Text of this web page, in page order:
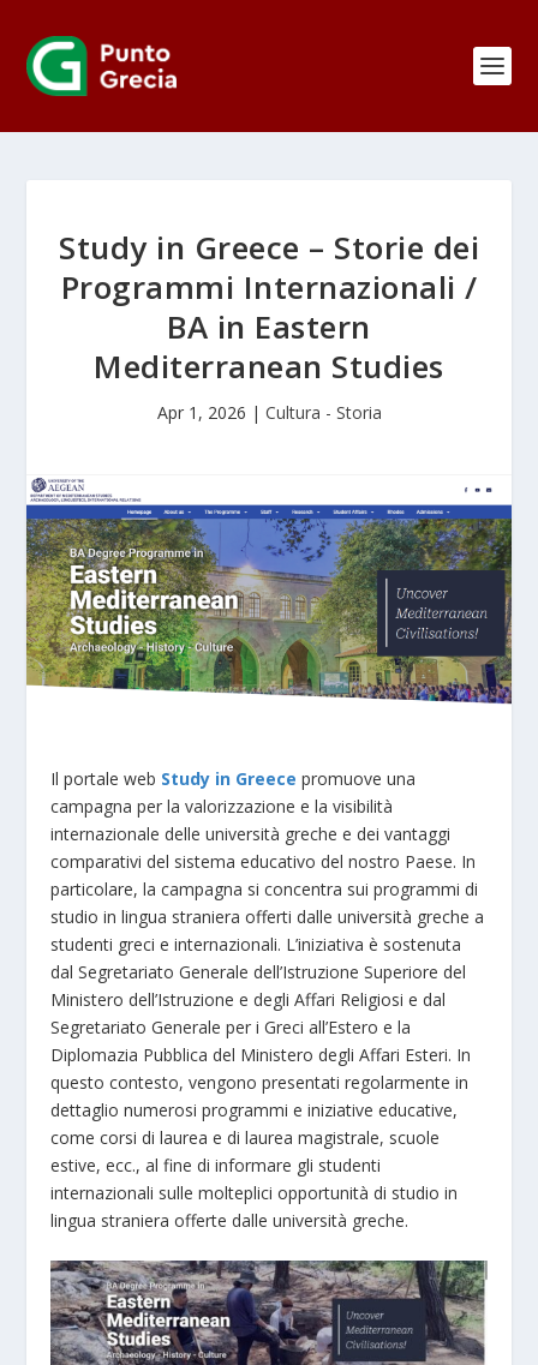
Study in Greece – Storie dei
Programmi Internazionali /
BA in Eastern
Mediterranean Studies
Apr 1, 2026 | Cultura - Storia
Il portale web Study in Greece promuove una
campagna per la valorizzazione e la visibilità
internazionale delle università greche e dei vantaggi
comparativi del sistema educativo del nostro Paese. In
particolare, la campagna si concentra sui programmi di
studio in lingua straniera offerti dalle università greche a
studenti greci e internazionali. L’iniziativa è sostenuta
dal Segretariato Generale dell’Istruzione Superiore del
Ministero dell’Istruzione e degli Affari Religiosi e dal
Segretariato Generale per i Greci all’Estero e la
Diplomazia Pubblica del Ministero degli Affari Esteri. In
questo contesto, vengono presentati regolarmente in
dettaglio numerosi programmi e iniziative educative,
come corsi di laurea e di laurea magistrale, scuole
estive, ecc., al fine di informare gli studenti
internazionali sulle molteplici opportunità di studio in
lingua straniera offerte dalle università greche.